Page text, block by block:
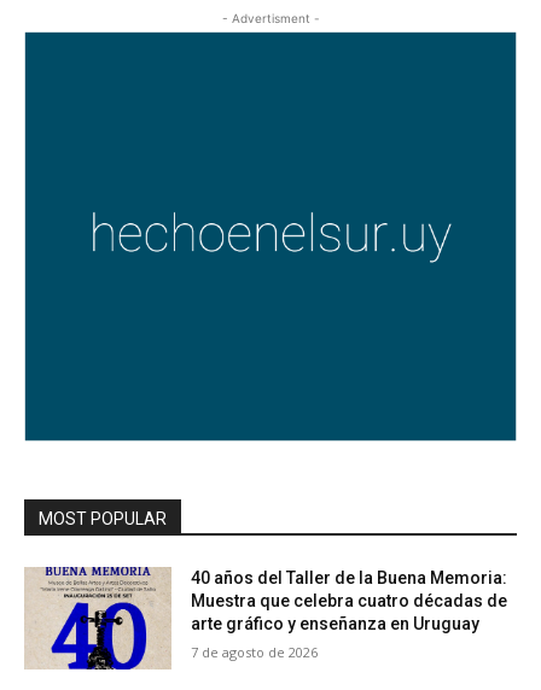
- Advertisment -
MOST POPULAR
40 años del Taller de la Buena Memoria:
Muestra que celebra cuatro décadas de
arte gráfico y enseñanza en Uruguay
7 de agosto de 2026